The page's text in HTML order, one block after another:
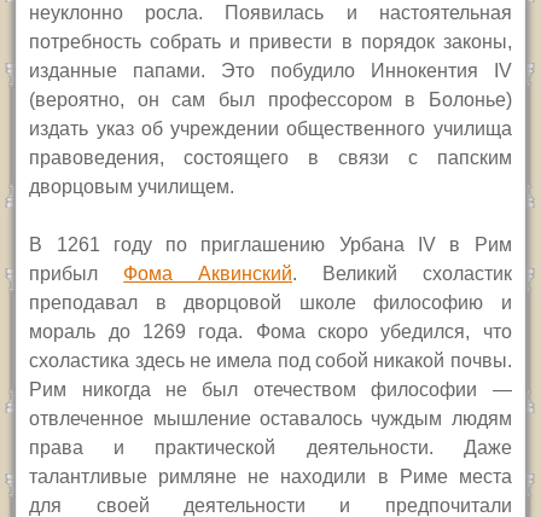
неуклонно росла. Появилась и настоятельная
потребность собрать и привести в порядок законы,
изданные папами. Это побудило Иннокентия IV
(вероятно, он сам был профессором в Болонье)
издать указ об учреждении общественного училища
правоведения, состоящего в связи с папским
дворцовым училищем.
В 1261 году по приглашению Урбана IV в Рим
прибыл Фома Аквинский. Великий схоластик
преподавал в дворцовой школе философию и
мораль до 1269 года. Фома скоро убедился, что
схоластика здесь не имела под собой никакой почвы.
Рим никогда не был отечеством философии —
отвлеченное мышление оставалось чуждым людям
права и практической деятельности. Даже
талантливые римляне не находили в Риме места
для своей деятельности и предпочитали